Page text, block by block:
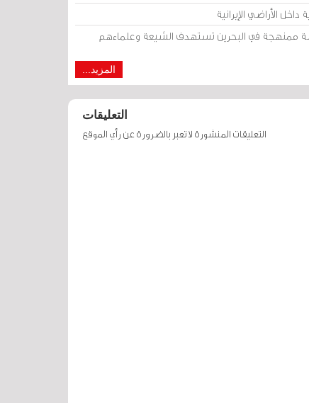
الأراضي الإيرانية
ممنهجة في البحرين تستهدف الشيعة وعلماءهم
المزيد...
التعليقات
التعليقات المنشورة لا تعبر بالضرورة عن رأي الموقع